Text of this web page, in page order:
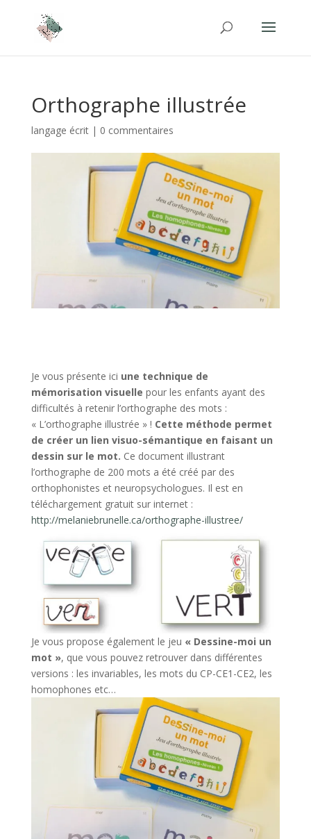
Orthographe illustrée
langage écrit| 0 commentaires
Je vous présente ici une technique de
mémorisation visuelle pour les enfants ayant des
difficultés à retenir l’orthographe des mots :
« L’orthographe illustrée » ! Cette méthode permet
de créer un lien visuo-sémantique en faisant un
dessin sur le mot. Ce document illustrant
l’orthographe de 200 mots a été créé par des
orthophonistes et neuropsychologues. Il est en
téléchargement gratuit sur internet :
http://melaniebrunelle.ca/orthographe-illustree/
Je vous propose également le jeu « Dessine-moi un
mot », que vous pouvez retrouver dans différentes
versions : les invariables, les mots du CP-CE1-CE2, les
homophones etc…